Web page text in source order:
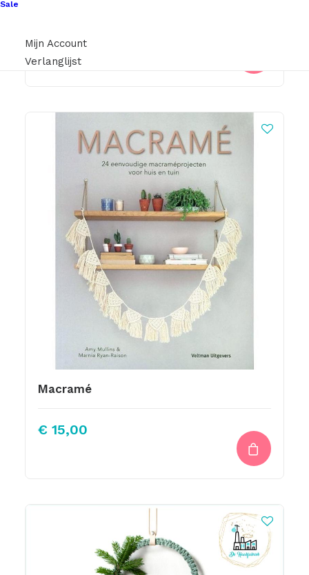
Sale
Mijn Account
Verlanglijst
€ 4,50
Macramé
€ 15,00